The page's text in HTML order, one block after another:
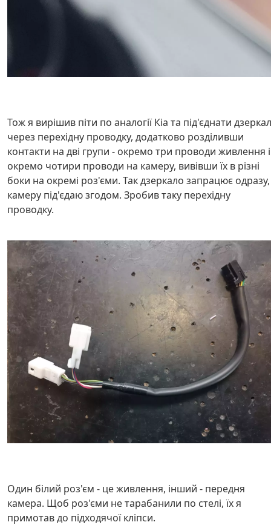
Тож я вирішив піти по аналогії Кіа та під'єднати
через перехідну проводку, додатково розділивши
контакти на дві групи - окремо три проводи живлення і
окремо чотири проводи на камеру, вивівши їх в різні
боки на окремі роз'єми. Так дзеркало запрацює
камеру під'єдаю згодом. Зробив таку перехідну
проводку.
Один білий роз'єм - це живлення, інший - передня
камера. Щоб роз'єми не тарабанили по стелі, їх я
примотав до підходячої кліпси.